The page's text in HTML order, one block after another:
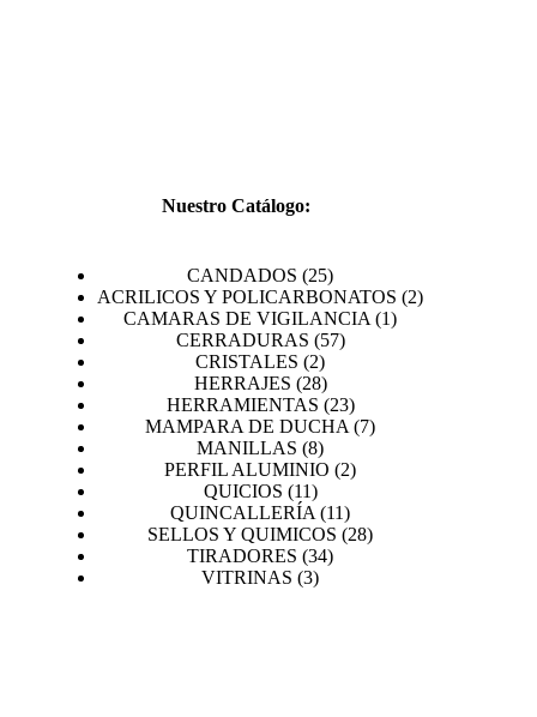
Nuestro Catálogo:
CANDADOS 2525
productos
ACRILICOS Y POLICARBONATOS 22
CAMARAS DE VIGILANCIA 11
CERRADURAS 5757
CRISTALES 22
productos
HERRAJES 2828
productos
HERRAMIENTAS 2323
productos
MAMPARA DE DUCHA 77
MANILLAS 88
productos
PERFIL ALUMINIO 22
QUICIOS 1111
productos
QUINCALLERÍA 1111
productos
SELLOS Y QUIMICOS 2828
TIRADORES 3434
VITRINAS 33